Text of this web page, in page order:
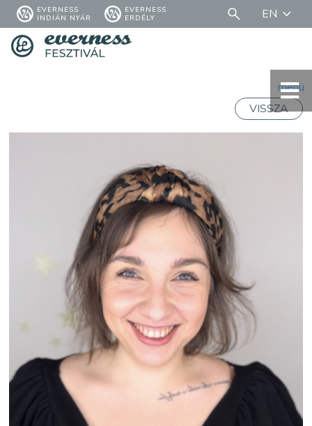
EVERNESS
INDIÁN NYÁR
EVERNESS
ERDÉLY
EN
menü
VISSZA